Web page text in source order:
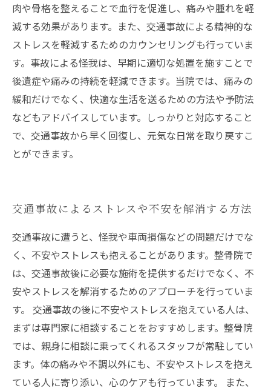
肉や骨格を整えることで血行を促進し、痛みや腫れを軽
減する効果があります。また、交通事故による精神的な
ストレスを軽減するためのカウンセリングも行っていま
す。事故による怪我は、早期に適切な処置を施すことで
後遺症や痛みの持続を軽減できます。当院では、痛みの
緩和だけでなく、快適な生活を送るための方法や予防法
などもアドバイスしています。しっかりと対応すること
で、交通事故から早く回復し、元気な日常を取り戻すこ
とができます。
交通事故によるストレスや不安を解消する方法
交通事故に遭うと、怪我や車両損傷などの問題だけでな
く、不安やストレスも抱えることがあります。整骨院で
は、交通事故後に必要な施術を提供するだけでなく、不
安やストレスを解消するためのアプローチを行っていま
す。 交通事故の後に不安やストレスを抱えている人は、
まずは専門家に相談することをおすすめします。整骨院
では、親身に相談に乗ってくれるスタッフが常駐してい
ます。体の痛みや不調以外にも、不安やストレスを抱え
ている人に寄り添い、心のケアも行っています。 また、